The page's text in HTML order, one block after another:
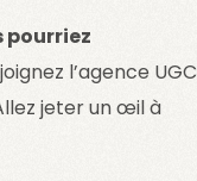
pourriez
l’agence UGC
jeter un œil à